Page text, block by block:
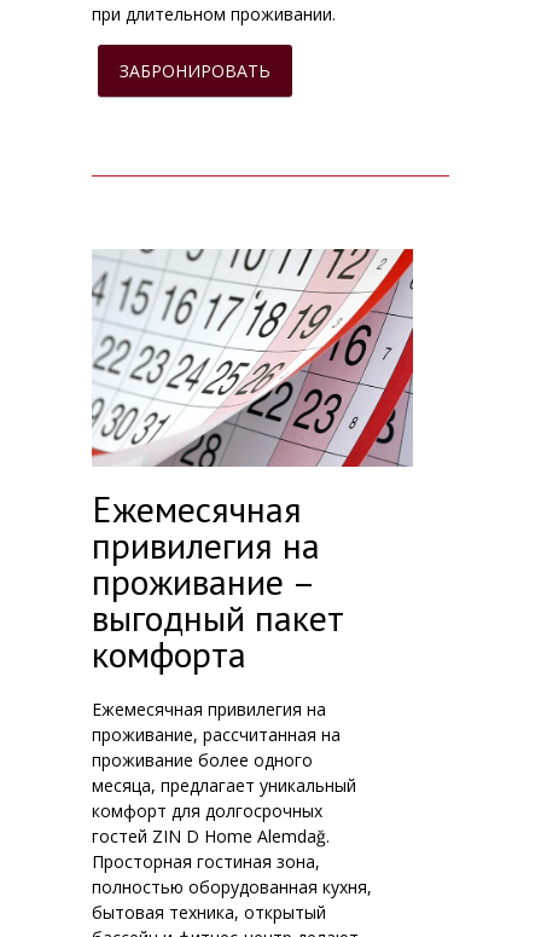
при длительном проживании.
ЗАБРОНИРОВАТЬ
Ежемесячная
привилегия на
проживание –
выгодный пакет
комфорта
Ежемесячная привилегия на
проживание, рассчитанная на
проживание более одного
месяца, предлагает уникальный
комфорт для долгосрочных
гостей ZIN D Home Alemdağ.
Просторная гостиная зона,
полностью оборудованная кухня,
бытовая техника, открытый